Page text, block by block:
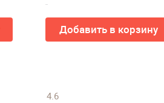
Добавить в корзину
4.6